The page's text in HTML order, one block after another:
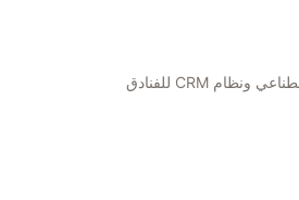
روبوتات محادثة بالذكاء الاصطناعي ونظام CRM للفنادق